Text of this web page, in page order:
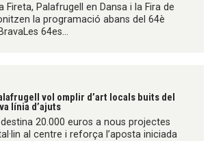
Fireta, Palafrugell en Dansa i la Fira de
la programació abans del 64è
64es...
vol omplir d’art locals buits del
línia d’ajuts
20.000 euros a nous projectes
al centre i reforça l’aposta iniciada